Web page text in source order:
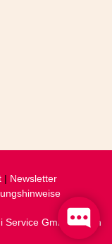
| Newsletter
Service GmbH, Berlin